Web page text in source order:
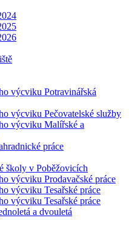
výcviku Potravinářská
výcviku Pečovatelské služby
výcviku Malířské a
práce
školy v Poběžovicích
výcviku Prodavačské práce
výcviku Tesařské práce
výcviku Tesařské práce
a dvouletá